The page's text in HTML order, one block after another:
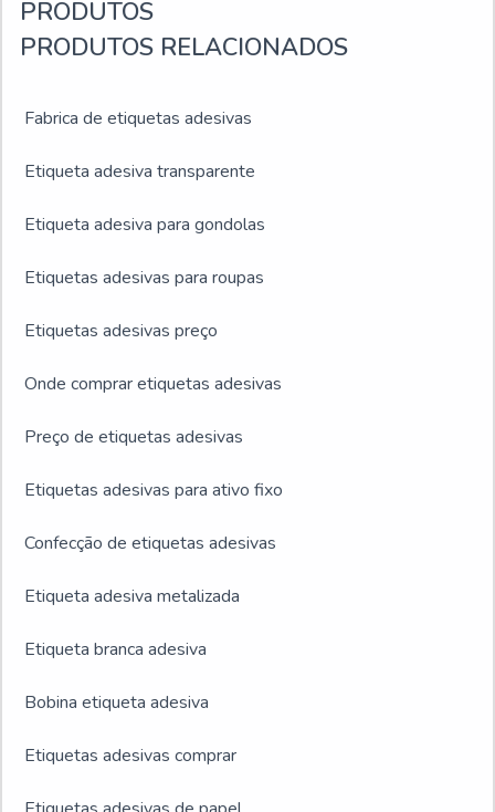
PRODUTOS
PRODUTOS RELACIONADOS
Fabrica de etiquetas adesivas
Etiqueta adesiva transparente
Etiqueta adesiva para gondolas
Etiquetas adesivas para roupas
Etiquetas adesivas preço
Onde comprar etiquetas adesivas
Preço de etiquetas adesivas
Etiquetas adesivas para ativo fixo
Confecção de etiquetas adesivas
Etiqueta adesiva metalizada
Etiqueta branca adesiva
Bobina etiqueta adesiva
Etiquetas adesivas comprar